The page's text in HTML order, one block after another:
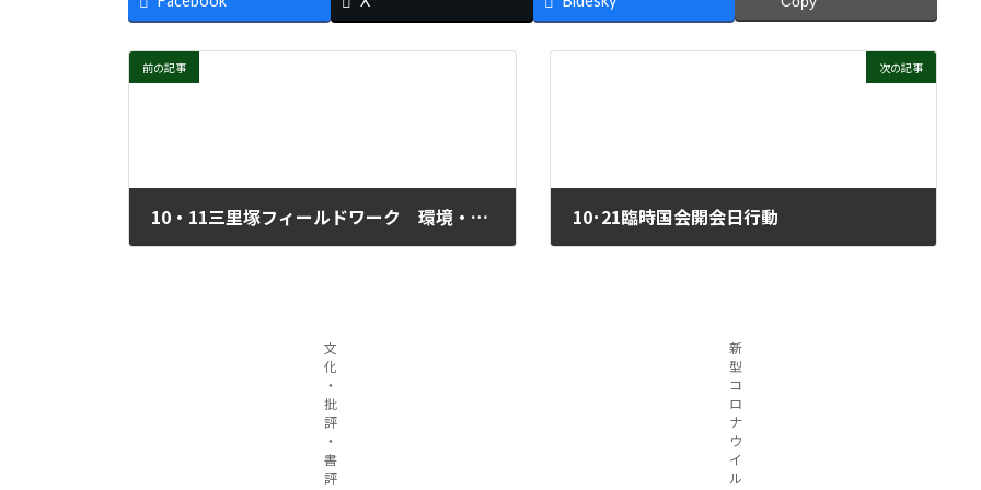
前の記事
10・11三里塚フィールドワーク 環境・人権破壊をやめろ横堀農業研修センター裁判勝利
次の記事
10･21臨時国会開会日行動
文
化
・
批
評
・
書
評
新
型
コ
ロ
ナ
ウ
イ
ル